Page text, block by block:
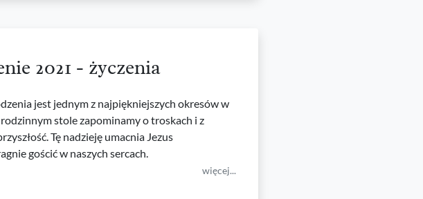
2021 - życzenia
jest jednym z najpiękniejszych okresów w
stole zapominamy o troskach i z
Tę nadzieję umacnia Jezus
gościć w naszych sercach.
więcej...